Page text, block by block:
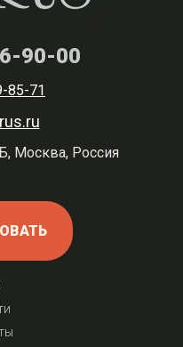
90-00
85-71
Москва, Россия